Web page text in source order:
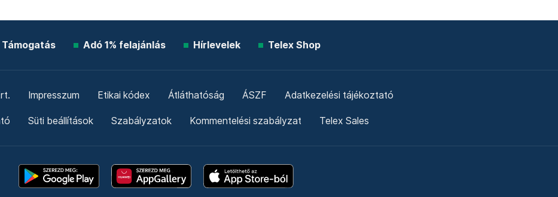
Támogatás Adó 1% felajánlás Hírlevelek Telex Shop
Impresszum Etikai kódex Átláthatóság ÁSZF Adatkezelési tájékoztató
Süti beállítások Szabályzatok Kommentelési szabályzat Telex Sales